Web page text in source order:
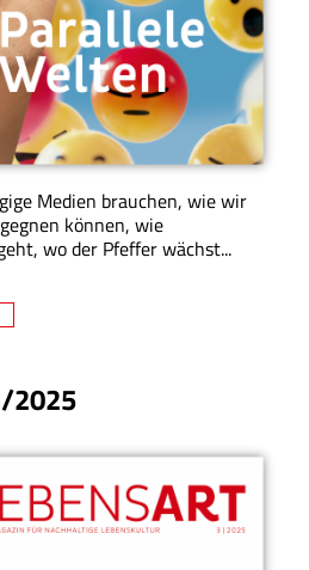
Medien brauchen, wie wir
können, wie
wo der Pfeffer wächst...
2025